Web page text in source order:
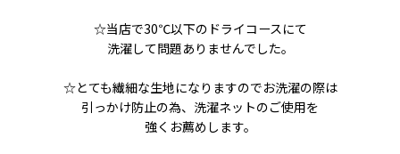
☆当店で30℃以下のドライコースにて
洗濯して問題ありませんでした。
☆とても繊細な生地になりますのでお洗濯の際は
引っかけ防止の為、洗濯ネットのご使用を
強くお薦めします。